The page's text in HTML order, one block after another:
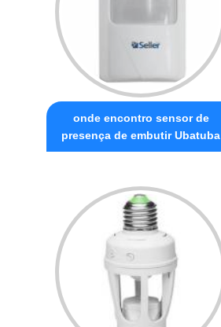
onde encontro sensor de
presença de embutir Ubatuba